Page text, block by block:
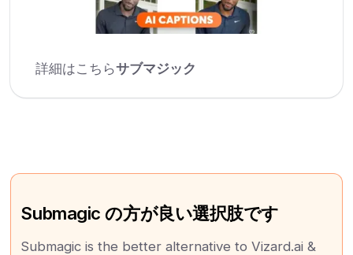
詳細はこちらサブマジック
Submagic の方が良い選択肢です
Submagic is the better alternative to Vizard.ai &